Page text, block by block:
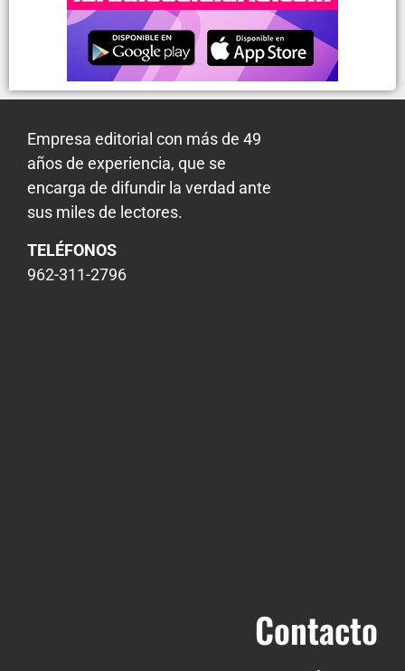
Empresa editorial con más de 49
años de experiencia, que se
encarga de difundir la verdad ante
sus miles de lectores.
TELÉFONOS
962-311-2796
Contacto